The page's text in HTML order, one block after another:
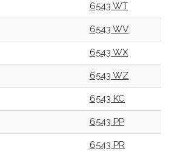
6543 WT
6543 WV
6543 WX
6543 WZ
6543 KC
6543 PP
6543 PR